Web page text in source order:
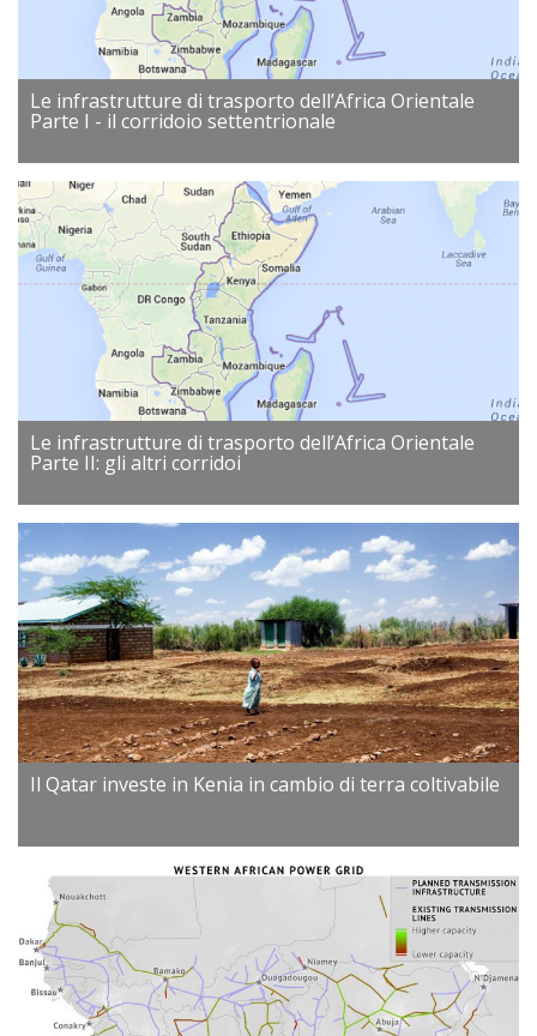
Le infrastrutture di trasporto dell’Africa Orientale
Parte I - il corridoio settentrionale
Le infrastrutture di trasporto dell’Africa Orientale
Parte II: gli altri corridoi
Il Qatar investe in Kenia in cambio di terra coltivabile